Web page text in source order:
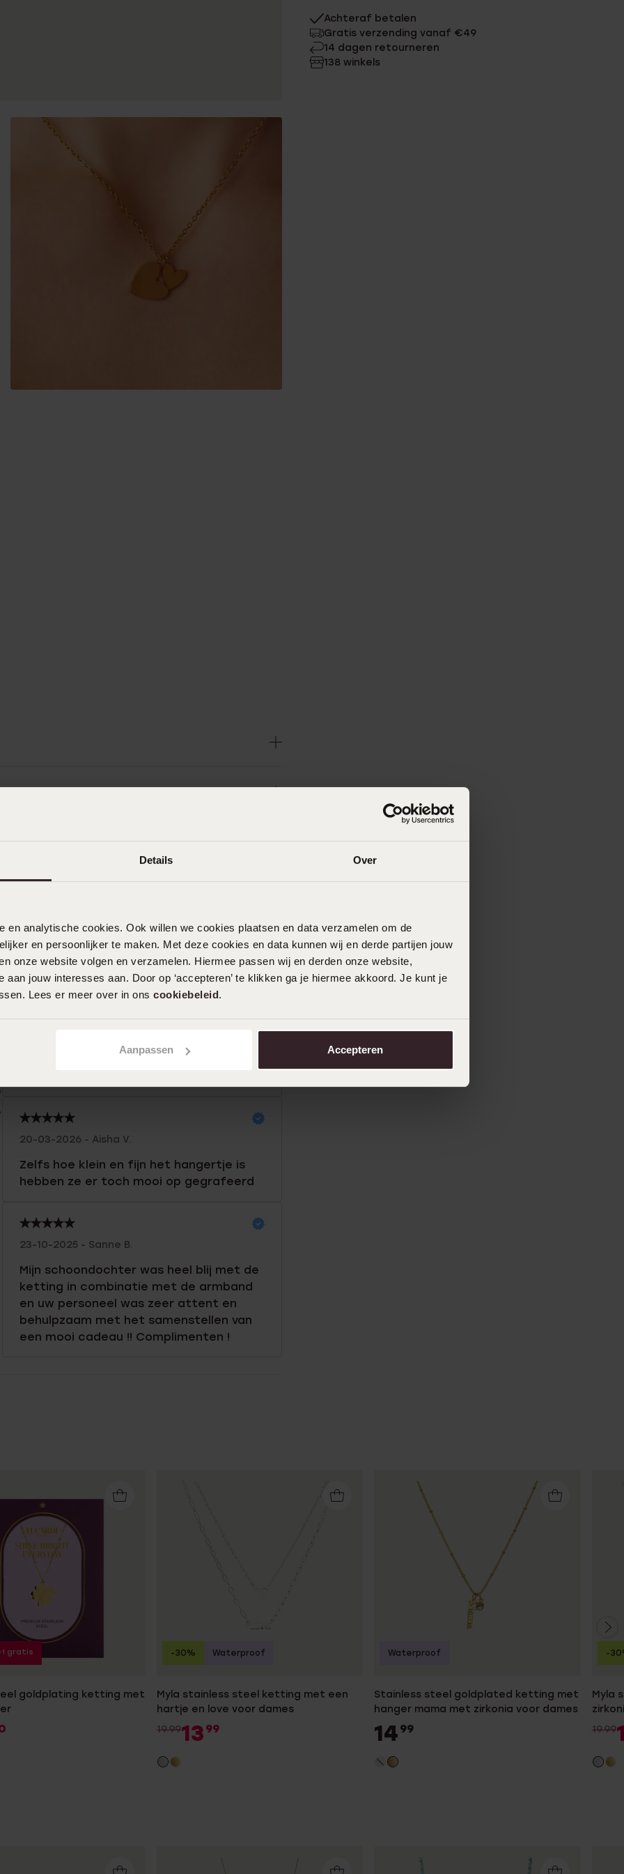
Details Over
en analytische cookies. Ook willen we cookies plaatsen en data verzamelen om de
en persoonlijker te maken. Met deze cookies en data kunnen wij en derde partijen jouw
onze website volgen en verzamelen. Hiermee passen wij en derden onze website,
aan jouw interesses aan. Door op ‘accepteren’ te klikken ga je hiermee akkoord. Je kunt je
Lees er meer over in ons cookiebeleid.
Aanpassen Accepteren
Achteraf betalen
Gratis verzending vanaf €49
14 dagen retourneren
138 winkels
Filter
Mooi op kunnen graveren ondanks dat
20-03-2026 - Aisha V.
Zelfs hoe klein en fijn het hangertje is
hebben ze er toch mooi op gegrafeerd
23-10-2025 - Sanne B.
Mijn schoondochter was heel blij met de
ketting in combinatie met de armband
en uw personeel was zeer attent en
behulpzaam met het samenstellen van
een mooi cadeau !! Complimenten !
goldplating ketting met
gratis
Myla stainless steel ketting met een
hartje en love voor dames
19.9913 99
-30% Waterproof
Stainless steel goldplated ketting met
hanger mama met zirkonia voor dames
14 99
Waterproof
Myla
19.99
-